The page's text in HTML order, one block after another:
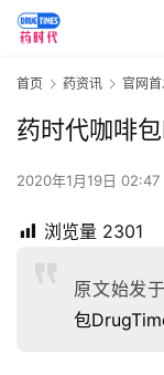
首页 药资讯 官网
药时代咖啡
2020年1月19日 02:47
浏览量 2301
原文始发
包